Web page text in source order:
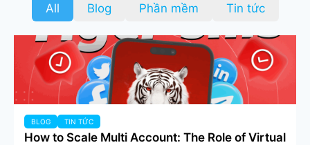
All Blog Phần mềm Tin tức
BLOG TIN TỨC
How to Scale Multi Account: The Role of Virtual